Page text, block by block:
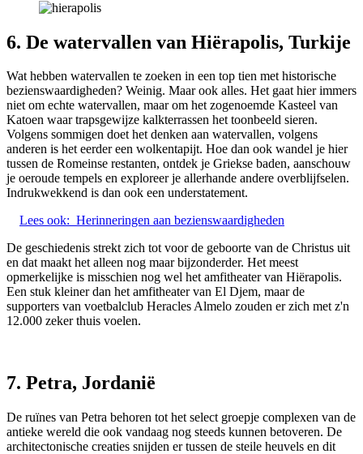
6. De watervallen van Hiërapolis, Turkije
Wat hebben watervallen te zoeken in een top tien met historische
bezienswaardigheden? Weinig. Maar ook alles. Het gaat hier immers
niet om echte watervallen, maar om het zogenoemde Kasteel van
Katoen waar trapsgewijze kalkterrassen het toonbeeld sieren.
Volgens sommigen doet het denken aan watervallen, volgens
anderen is het eerder een wolkentapijt. Hoe dan ook wandel je hier
tussen de Romeinse restanten, ontdek je Griekse baden, aanschouw
je oeroude tempels en exploreer je allerhande andere overblijfselen.
Indrukwekkend is dan ook een understatement.
Lees ook: Herinneringen aan bezienswaardigheden
De geschiedenis strekt zich tot voor de geboorte van de Christus uit
en dat maakt het alleen nog maar bijzonderder. Het meest
opmerkelijke is misschien nog wel het amfitheater van Hiërapolis.
Een stuk kleiner dan het amfitheater van El Djem, maar de
supporters van voetbalclub Heracles Almelo zouden er zich met z'n
12.000 zeker thuis voelen.
7. Petra, Jordanië
De ruïnes van Petra behoren tot het select groepje complexen van de
antieke wereld die ook vandaag nog steeds kunnen betoveren. De
architectonische creaties snijden er tussen de steile heuvels en dit